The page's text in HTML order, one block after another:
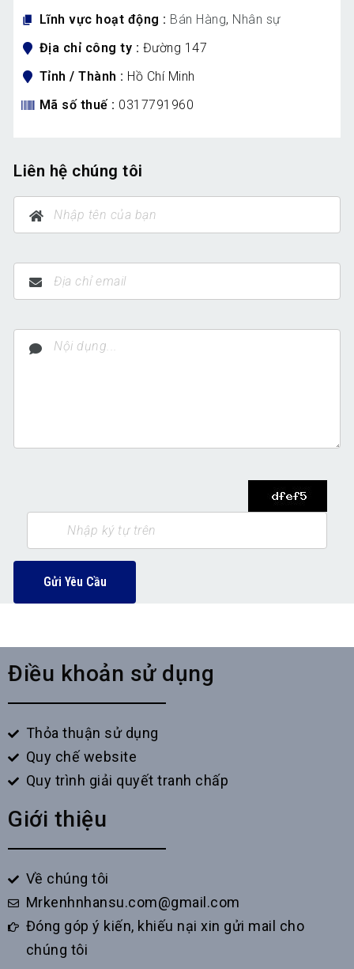
Lĩnh vực hoạt động
Bán Hàng, Nhân sự
Địa chỉ công ty
Đường 147
Tỉnh / Thành
Hồ Chí Minh
Mã số thuế
0317791960
Liên hệ chúng tôi
Gửi Yêu Cầu
Điều khoản sử dụng
Thỏa thuận sử dụng
Quy chế website
Quy trình giải quyết tranh chấp
Giới thiệu
Về chúng tôi
Mrkenhnhansu.com@gmail.com
Đóng góp ý kiến, khiếu nại xin gửi mail cho
chúng tôi